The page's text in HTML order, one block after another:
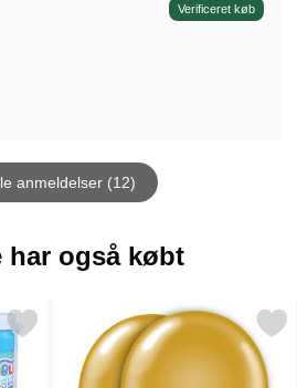
5, Verificeret køb
anmeldelser (12)
har også købt
Magic som favoritMarkér balloner